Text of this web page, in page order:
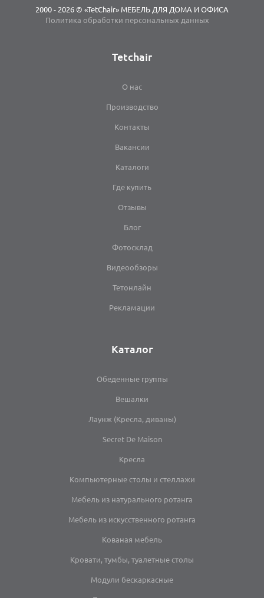
2000 - 2026 © «TetChair» МЕБЕЛЬ ДЛЯ ДОМА И ОФИСА
Политика обработки персональных данных
Tetchair
О нас
Производство
Контакты
Вакансии
Каталоги
Где купить
Отзывы
Блог
Фотосклад
Видеообзоры
Тетонлайн
Рекламации
Каталог
Обеденные группы
Вешалки
Лаунж (Кресла, диваны)
Secret De Maison
Кресла
Компьютерные столы и стеллажи
Мебель из натурального ротанга
Мебель из искусственного ротанга
Кованая мебель
Кровати, тумбы, туалетные столы
Модули бескаркасные